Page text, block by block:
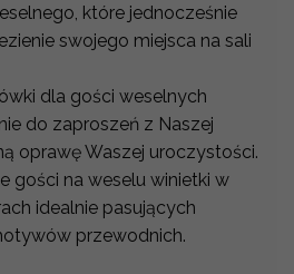
które jednocześnie
swojego miejsca na sali
dla gości weselnych
do zaproszeń z Naszej
oprawę Waszej uroczystości.
gości na weselu winietki w
idealnie pasujących
przewodnich.